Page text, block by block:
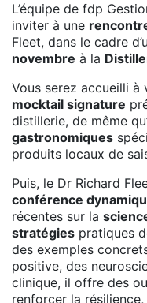
L’équipe de fdp
inviter à une
Fleet, dans le cadre
novembre à la
Vous serez accueilli
mocktail signature
distillerie, de même
gastronomiques
produits locaux de
Puis, le Dr Richard
conférence
récentes sur la
stratégies pratiques
des exemples
positive, des
clinique, il offre des
renforcer la